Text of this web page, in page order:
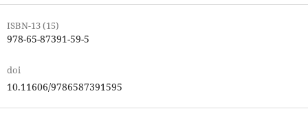
ISBN-13 (15)
978-65-87391-59-5
doi
10.11606/9786587391595